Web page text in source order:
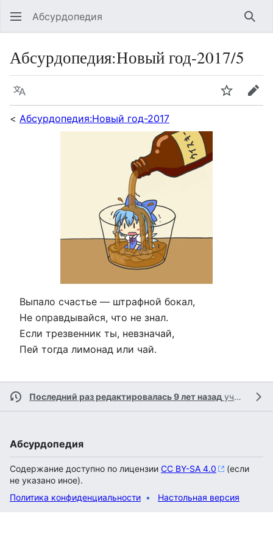
Абсурдопедия
Абсурдопедия:Новый год-2017/5
Язык
< Абсурдопедия:Новый год-2017
Выпало счастье — штрафной бокал,
Не оправдывайся, что не знал.
Если трезвенник ты, невзначай,
Пей тогда лимонад или чай.
Последний раз редактировалась 9 лет назад участником
Абсурдопедия
Содержание доступно по лицензии CC BY-SA 4.0
(если
не указано иное).
Политика конфиденциальности
Настольная версия